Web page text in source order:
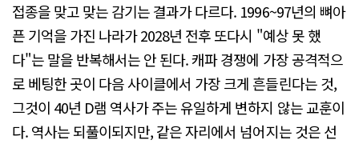
접종을 맞고 맞는 감기는 결과가 다르다. 1996~97년의 뼈아
픈 기억을 가진 나라가 2028년 전후 또다시 "예상 못 했
다"는 말을 반복해서는 안 된다. 캐파 경쟁에 가장 공격적으
로 베팅한 곳이 다음 사이클에서 가장 크게 흔들린다는 것,
그것이 40년 D램 역사가 주는 유일하게 변하지 않는 교훈이
다. 역사는 되풀이되지만, 같은 자리에서 넘어지는 것은 선